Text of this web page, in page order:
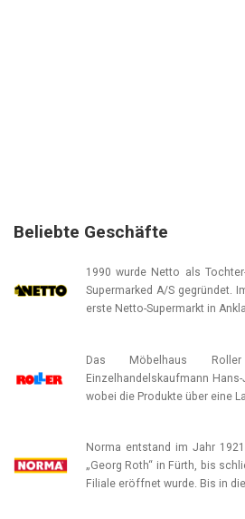
Beliebte Geschäfte
1990 wurde Netto als
Supermarked A/S gegründet.
erste Netto-Supermarkt in
Das Möbelhaus
Einzelhandelskaufmann
wobei die Produkte über eine
Norma entstand im Jahr
„Georg Roth“ in Fürth, bis
Filiale eröffnet wurde. Bis in